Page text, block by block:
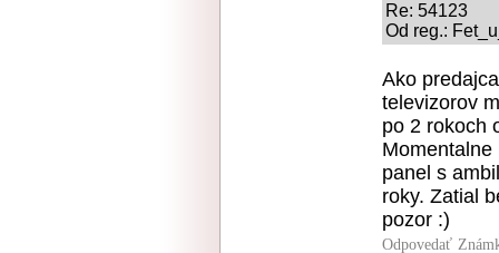
Re: 54123
Od reg.:
Ako
televizorov
po 2 rokoch
panel s
roky. Zatial
pozor :)
Odpovedať